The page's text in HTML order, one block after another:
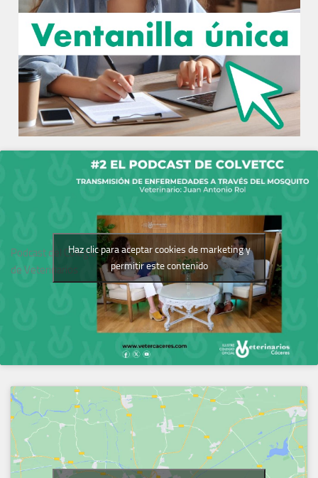
Podcast del Colegio
de Veterinarios
Haz clic para aceptar cookies de marketing y
permitir este contenido